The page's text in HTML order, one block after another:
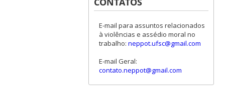
E-mail para assuntos relacionados
à violências e assédio moral no
trabalho: neppot.ufsc@gmail.com
E-mail Geral:
contato.neppot@gmail.com